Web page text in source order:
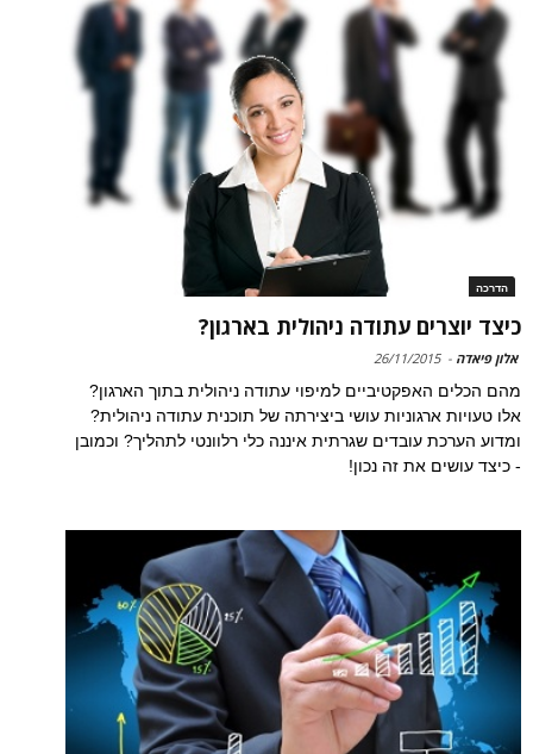
הדרכה
כיצד יוצרים עתודה ניהולית בארגון?
אלון פיאדה -
26/11/2015
מהם הכלים האפקטיביים למיפוי עתודה ניהולית בתוך הארגון?
אלו טעויות ארגוניות עושי ביצירתה של תוכנית עתודה ניהולית?
ומדוע הערכת עובדים שגרתית איננה כלי רלוונטי לתהליך? וכמובן
- כיצד עושים את זה נכון!